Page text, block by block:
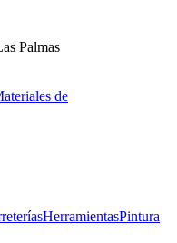
Palmas
de
HerramientasPintura